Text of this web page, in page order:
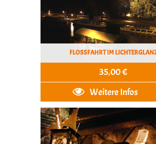
FLOSSFAHRT IM LICHTERGLANZ
35,00 €
Weitere Infos